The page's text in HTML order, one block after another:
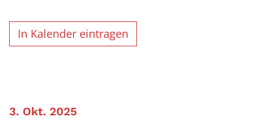
In Kalender eintragen
3. Okt. 2025